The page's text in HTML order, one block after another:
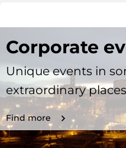
Corporate
Unique events in
extraordinary
Find more